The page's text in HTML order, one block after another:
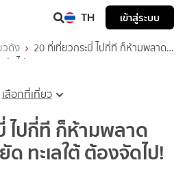
TH เข้าสู่ระบบ
วดัง
20 ที่เที่ยวกระบี่ ไปกี่ที ก็ห้ามพลาด
จัดไป!
เลือกที่เที่ยว
ไปกี่ที ก็ห้ามพลาด
ด ทะเลใต้ ต้องจัดไป!